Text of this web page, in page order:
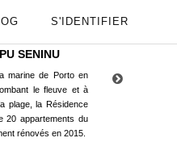
S'IDENTIFIER
SENINU
marine de Porto en
le fleuve et à
plage, la Résidence
20 appartements du
rénovés en 2015.